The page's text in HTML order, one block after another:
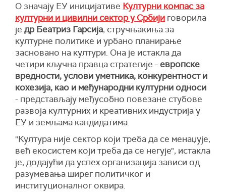
О значају ЕУ иницијативе Културни компас за
културни и цивилни сектор у Србији говорила
је др Беатриз Гарсија, стручњакиња за
културне политике и урбано планирање
засновано на култури. Она је истакла да
четири кључна правца стратегије - европске
вредности, услови уметника, конкурентност и
кохезија, као и међународни културни односи
- представљају међусобно повезане стубове
развоја културних и креативних индустрија у
ЕУ и земљама кандидатима.
"Култура није сектор који треба да се менаџује,
већ екосистем који треба да се негује", истакла
је, додајући да успех организација зависи од
разумевања ширег политичког и
институционалног оквира.